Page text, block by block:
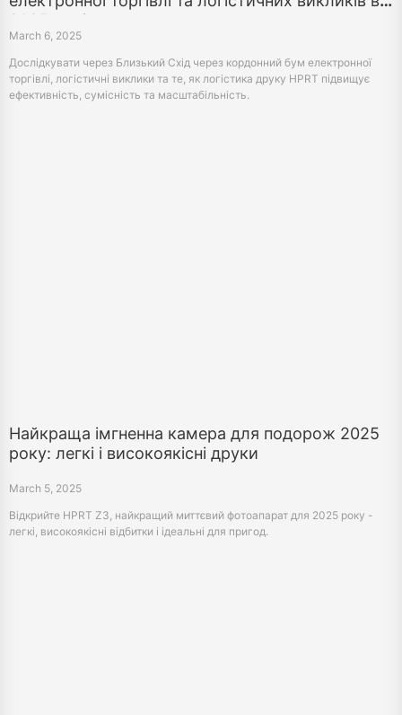
2025 році
March 6, 2025
Дослідкувати через Близький Схід через кордонний бум електронної
торгівлі, логістичні виклики та те, як логістика друку HPRT підвищує
ефективність, сумісність та масштабільність.
Найкраща імгненна камера для подорож 2025
року: легкі і високоякісні друки
March 5, 2025
Відкрийте HPRT Z3, найкращий миттєвий фотоапарат для 2025 року -
легкі, високоякісні відбитки і ідеальні для пригод.